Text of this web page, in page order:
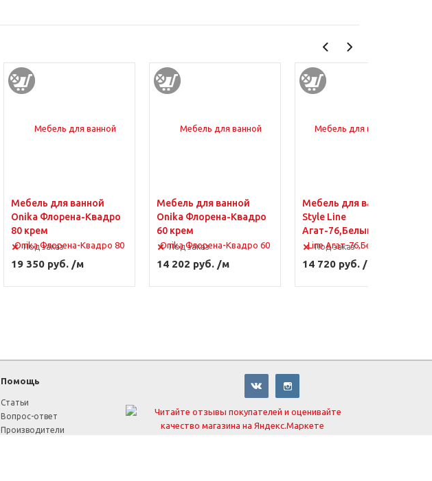
Мебель для ванной
Onika Флорена-Квадро
80 крем
Под заказ
19 350 руб. /м
Мебель для ванной
Onika Флорена-Квадро
60 крем
Под заказ
14 202 руб. /м
Мебель для ванной
Style Line
Агат-76,Белый/Венге
Под заказ
14 720 руб. /шт
Помощь
Статьи
Вопрос-ответ
Производители